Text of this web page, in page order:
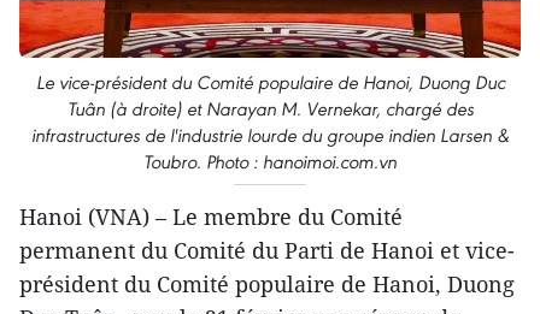
Le vice-président du Comité populaire de Hanoi, Duong Duc
Tuân (à droite) et Narayan M. Vernekar, chargé des
infrastructures de l'industrie lourde du groupe indien Larsen &
Toubro. Photo : hanoimoi.com.vn
Hanoi (VNA) – Le membre du Comité
permanent du Comité du Parti de Hanoi et vice-
président du Comité populaire de Hanoi, Duong